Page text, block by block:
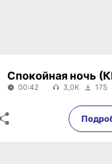
00:42
Спокойная ночь
00:42 3,0K 175